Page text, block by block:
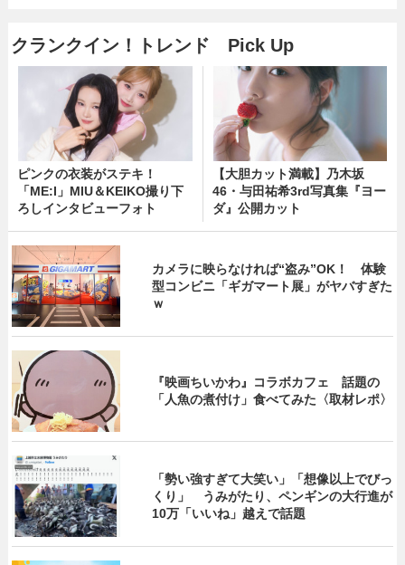
クランクイン！トレンド Pick Up
ピンクの衣装がステキ！
「ME:I」MIU＆KEIKO撮り下
ろしインタビューフォト
【大胆カット満載】乃木坂
46・与田祐希3rd写真集『ヨー
ダ』公開カット
カメラに映らなければ“盗み”OK！ 体験
型コンビニ「ギガマート展」がヤバすぎた
ｗ
『映画ちいかわ』コラボカフェ 話題の
「人魚の煮付け」食べてみた〈取材レポ〉
「勢い強すぎて大笑い」「想像以上でびっ
くり」 うみがたり、ペンギンの大行進が
10万「いいね」越えで話題